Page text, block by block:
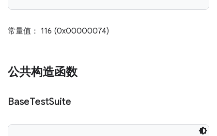
常量值： 116 (0x00000074)
公共构造函数
BaseTestSuite